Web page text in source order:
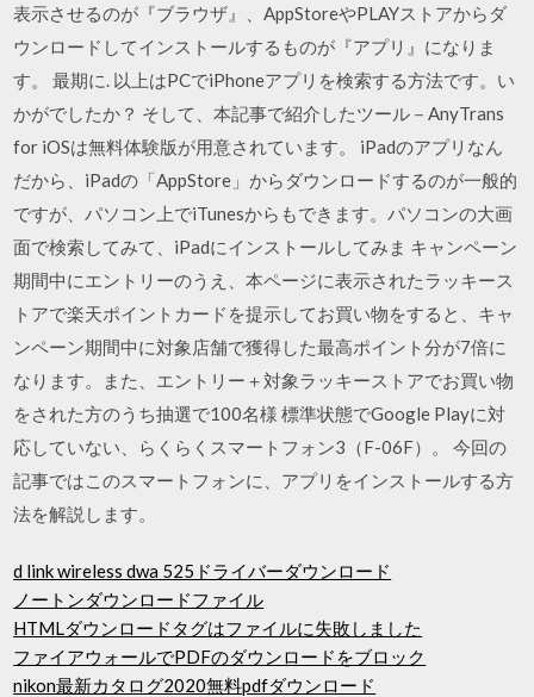
表示させるのが『ブラウザ』、AppStoreやPLAYストアからダ
ウンロードしてインストールするものが『アプリ』になりま
す。 最期に. 以上はPCでiPhoneアプリを検索する方法です。い
かがでしたか？ そして、本記事で紹介したツール－AnyTrans
for iOSは無料体験版が用意されています。 iPadのアプリなん
だから、iPadの「AppStore」からダウンロードするのが一般的
ですが、パソコン上でiTunesからもできます。パソコンの大画
面で検索してみて、iPadにインストールしてみま キャンペーン
期間中にエントリーのうえ、本ページに表示されたラッキース
トアで楽天ポイントカードを提示してお買い物をすると、キャ
ンペーン期間中に対象店舗で獲得した最高ポイント分が7倍に
なります。また、エントリー＋対象ラッキーストアでお買い物
をされた方のうち抽選で100名様 標準状態でGoogle Playに対
応していない、らくらくスマートフォン3（F-06F）。 今回の
記事ではこのスマートフォンに、アプリをインストールする方
法を解説します。
d link wireless dwa 525ドライバーダウンロード
ノートンダウンロードファイル
HTMLダウンロードタグはファイルに失敗しました
ファイアウォールでPDFのダウンロードをブロック
nikon最新カタログ2020無料pdfダウンロード